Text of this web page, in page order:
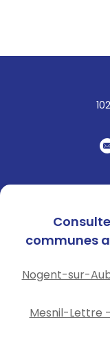
communes
Nogent-sur-
Mesnil-Lettre